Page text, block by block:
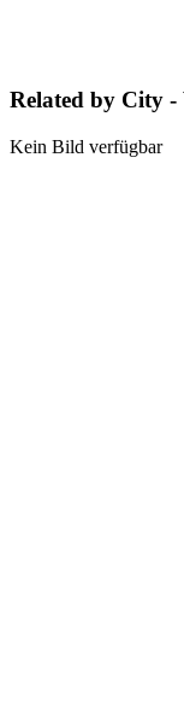
Related by City -
Kein Bild verfügbar